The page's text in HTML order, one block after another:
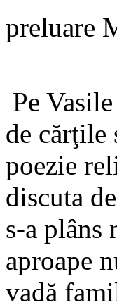
preluare
Pe
de cărţile
poezie
discuta
s-a plâns
aproape
vadă